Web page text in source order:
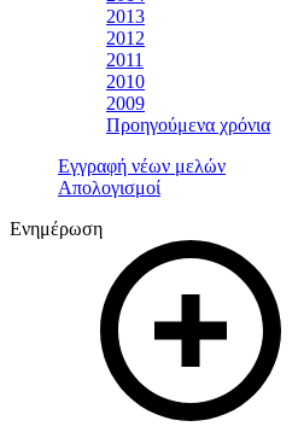
2013
2012
2011
2010
2009
Προηγούμενα χρόνια
Εγγραφή νέων μελών
Απολογισμοί
Ενημέρωση